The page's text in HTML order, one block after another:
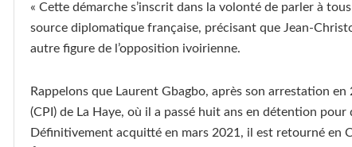
« Cette démarche s’inscrit dans la volonté de parler à
source diplomatique française, précisant que Jean-
autre figure de l’opposition ivoirienne.
Rappelons que Laurent Gbagbo, après son arrestation
(CPI) de La Haye, où il a passé huit ans en détention
Définitivement acquitté en mars 2021, il est retourné en